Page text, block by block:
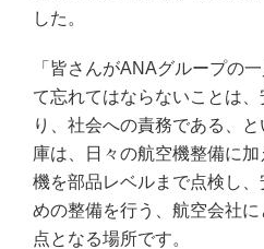
した。
「皆さんがANAグループの
て忘れてはならないことは
り、社会への責務である、
庫は、日々の航空機整備に
機を部品レベルまで点検し
めの整備を行う、航空会社
点となる場所です。